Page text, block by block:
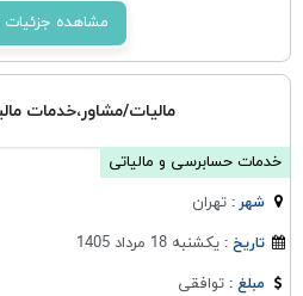
مشاهده
مالیات/مشاور،خدمات
خدمات حسابرسی و مالیاتی
شهر :تهران
تاریخ :یکشنبه 18 مرداد 1405
مبلغ :توافقی